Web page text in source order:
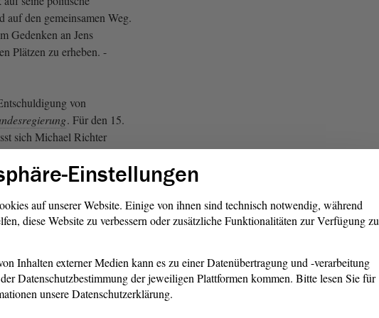
auf den gemeinsamen Weg.
Gedenken an Jens
Plätzen zu erheben. -
von
. Für den 15.
sich Michael Richter
er ist dann bei einer
Habeck in
den 15. Dezember 2022 ab
wir Prof.
an der Vorbereitung der
16. Dezember 2022 mit.
. Die Tagesordnungfür die
des Landtages liegt Ihnen
jede
Einstellungen
auf unserer Website. Einige von ihnen sind technisch notwendig, während
diese Website zu verbessern oder zusätzliche Funktionalitäten zur Verfügung zu
Inhalten externer Medien kann es zu einer Datenübertragung und -verarbeitung
Datenschutzbestimmung der jeweiligen Plattformen kommen. Bitte lesen Sie für
unsere Datenschutzerklärung.